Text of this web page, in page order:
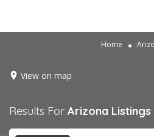
Home
View on map
Results For Arizona Listings